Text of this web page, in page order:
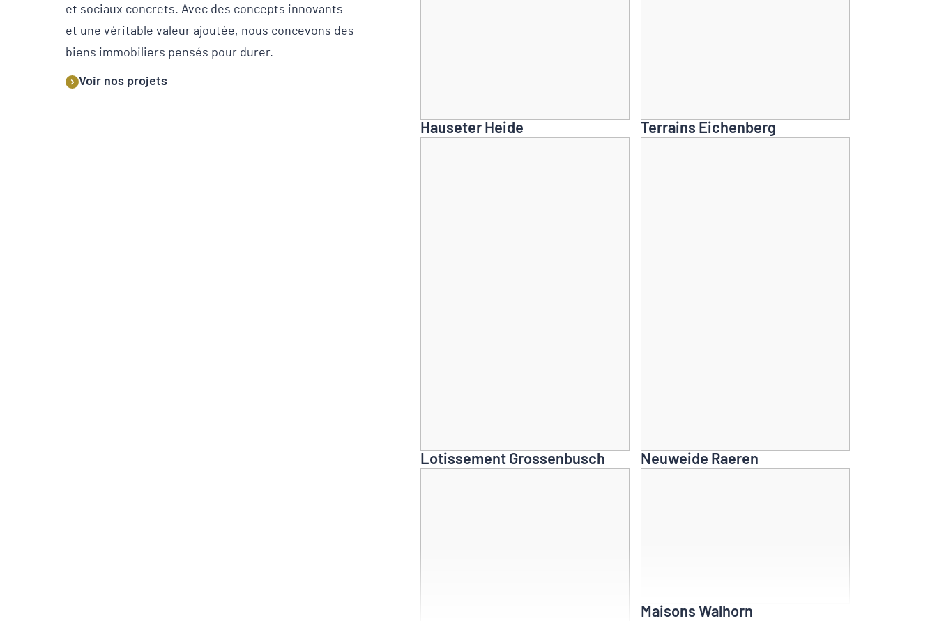
et sociaux concrets. Avec des concepts innovants
et une véritable valeur ajoutée, nous concevons des
biens immobiliers pensés pour durer.
Voir nos projets
Hauseter Heide Terrains Eichenberg
Lotissement Grossenbusch Neuweide Raeren
Maisons Walhorn